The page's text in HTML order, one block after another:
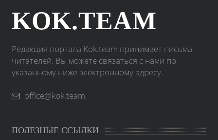
KOK.TEAM
Редакция портала Kok.team принимает письма
читателей. Вы можете связаться с нами по
указанному ниже электронному адресу.
office@kok.team
ПОЛЕЗНЫЕ ССЫЛКИ